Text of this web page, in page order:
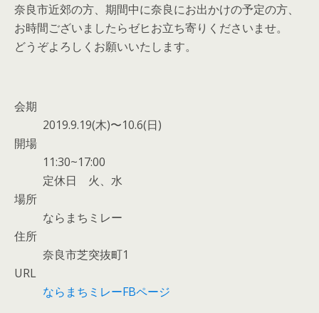
奈良市近郊の方、期間中に奈良にお出かけの予定の方、
お時間ございましたらゼヒお立ち寄りくださいませ。
どうぞよろしくお願いいたします。
会期
2019.9.19(木)〜10.6(日)
開場
11:30~17:00
定休日 火、水
場所
ならまちミレー
住所
奈良市芝突抜町1
URL
ならまちミレーFBページ